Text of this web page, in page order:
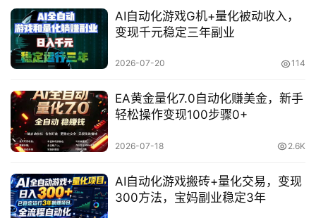
网
创
快
讯
赚
钱
项
目
AI自动化游戏G机+量化被动收入，
变现千元稳定三年副业
2026-07-20 114
EA黄金量化7.0自动化赚美金，新手
轻松操作变现100步骤0+
2026-07-18 2.6K
AI自动化游戏搬砖+量化交易，变现
300方法，宝妈副业稳定3年